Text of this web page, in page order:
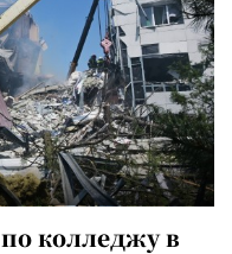
колледжу в